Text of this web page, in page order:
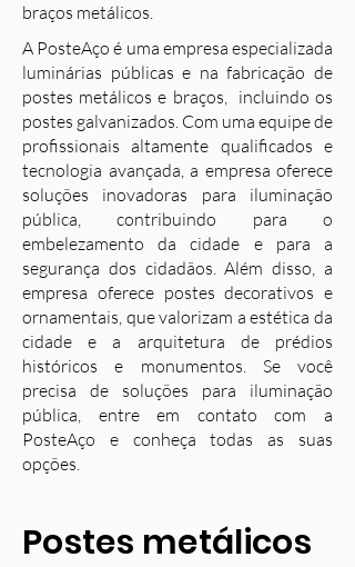
braços metálicos.
A PosteAço é uma empresa especializada
luminárias públicas e na fabricação de
postes metálicos e braços, incluindo os
postes galvanizados. Com uma equipe de
profissionais altamente qualificados e
tecnologia avançada, a empresa oferece
soluções inovadoras para iluminação
pública, contribuindo para o
embelezamento da cidade e para a
segurança dos cidadãos. Além disso, a
empresa oferece postes decorativos e
ornamentais, que valorizam a estética da
cidade e a arquitetura de prédios
históricos e monumentos. Se você
precisa de soluções para iluminação
pública, entre em contato com a
PosteAço e conheça todas as suas
opções.
Postes metálicos